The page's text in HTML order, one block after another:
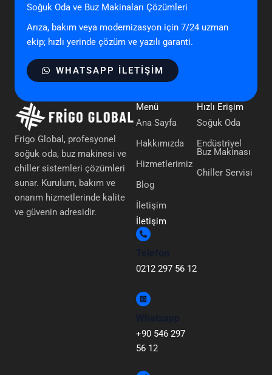
Soğuk Oda ve Buz Makinaları Çözümleri
Arıza, bakım veya modernizasyon için 7/24 uzman
ekip; hızlı yerinde çözüm ve yazılı garanti.
WHATSAPP ILETIŞIM
Frigo Global, profesyonel
soğuk oda, buz makinesi ve
chiller sistemleri çözümleri
sunar. Kurulum, bakım ve
onarım hizmetlerinde kalite
ve güvenin adresidir.
Menü
Ana Sayfa
Hakkımızda
Hizmetlerimiz
Blog
İletişim
Hızlı Erişim
Soğuk Oda
Endüstriyel
Buz Makinası
Chiller Servisi
İletişim
0212 297 56 12
+90 546 297
56 12